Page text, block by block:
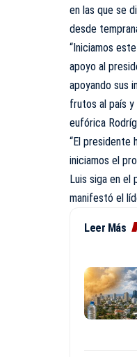
en las que se
desde
“Iniciamos
apoyo al
apoyando sus
frutos al país y
eufórica
“El presidente
iniciamos el
Luis siga en el
manifestó el
Leer Más